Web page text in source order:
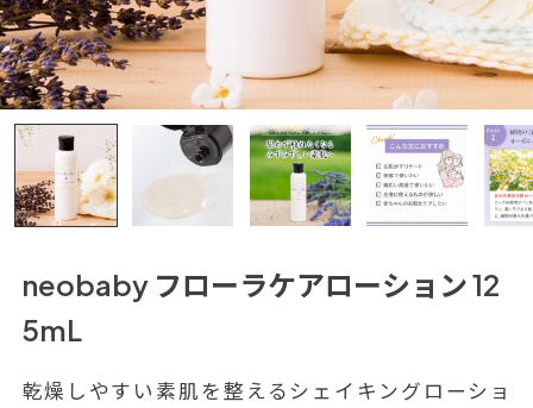
neobaby フローラケアローション 12
5mL
乾燥しやすい素肌を整えるシェイキングローショ